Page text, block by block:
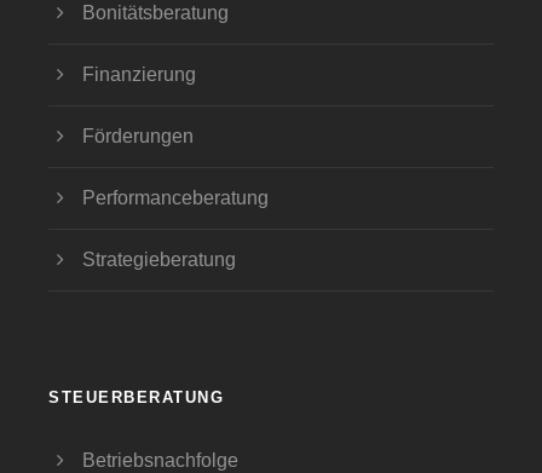
Bonitätsberatung
Finanzierung
Förderungen
Performanceberatung
Strategieberatung
STEUERBERATUNG
Betriebsnachfolge